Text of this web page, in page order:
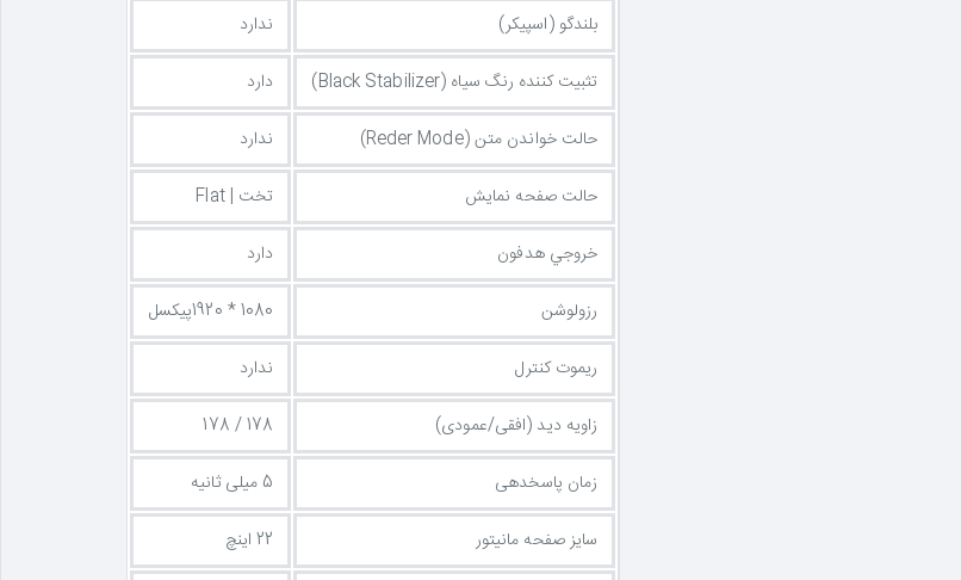
بلندگو (اسپیکر)
ندارد
تثبیت کننده رنگ سیاه (Black Stabilizer)
دارد
حالت خواندن متن (Reder Mode)
ندارد
حالت صفحه نمایش
تخت | Flat
خروجي هدفون
دارد
رزولوشن
1080 * 1920پیکسل
ریموت کنترل
ندارد
زاویه دید (افقی/عمودی)
178 / 178
زمان پاسخدهی
5 میلی ثانیه
سایز صفحه مانیتور
22 اینچ